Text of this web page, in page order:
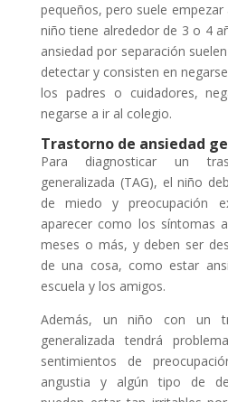
pequeños, pero suele
niño tiene alrededor de 3 o 4
ansiedad por separación
detectar y consisten en
los padres o cuidadores,
negarse a ir al colegio.
Trastorno de ansiedad
Para diagnosticar un
generalizada (TAG), el niño
de miedo y preocupación
aparecer como los síntomas
meses o más, y deben ser
de una cosa, como estar
escuela y los amigos.
Además, un niño con un
generalizada tendrá
sentimientos de
angustia y algún tipo de